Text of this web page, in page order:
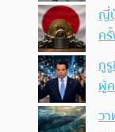
ญี่
ค
กู
ผู้
ว